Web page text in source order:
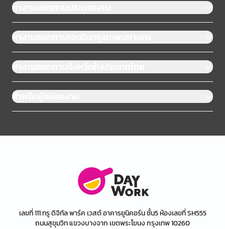
หางานแยกตามประเภทงาน
หางานแยกตามเขตในกรุงเทพมหานคร
หางานแยกตามจังหวัดในประเทศไทย
สำหรับผู้สมัครงาน
เลขที่ 111 ทรู ดิจิทัล พาร์ค เวสต์ อาคารยูนิคอร์น ชั้น5 ห้องเลขที่ SH555
ถนนสุขุมวิท แขวงบางจาก เขตพระโขนง กรุงเทพ 10260